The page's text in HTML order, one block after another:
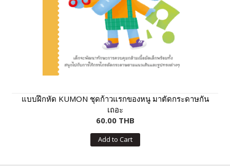
แบบฝึกหัด KUMON ชุดก้าวแรกของหนู มาตัดกระดาษกัน
เถอะ
60.00 THB
Add to Cart